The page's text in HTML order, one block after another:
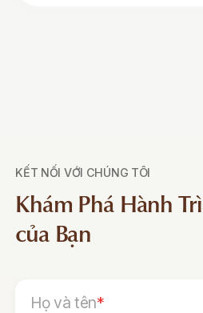
KẾT NỐI VỚI CHÚNG TÔI
Khám Phá Hành
của Bạn
Họ và tên*